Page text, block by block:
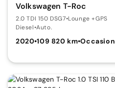
Volkswagen T-Roc
2.0 TDI 150 DSG7•Lounge +GPS
Diesel•Auto.
2020•109 820 km•Occasion